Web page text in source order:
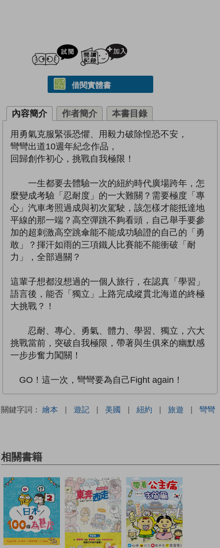
試閲
借閱實體書
內容簡介 作者簡介 本書目錄
用勇氣克服緊張恐懼、用毅力破除惶恐不安，
彎彎出道10週年紀念作品，
回歸創作初心，挑戰自我極限！
一生都要去體驗一次的紐約時代廣場跨年，怎
麼變成考驗「忍耐度」的一大難關？需要極度「專
心」汽車考照過成與初次駕駛，該怎樣才能抵達地
平線的那一端？高空彈跳不夠看頭，自己舉手要參
加的超刺激高空跳傘能不能成功驗證的自己的「勇
敢」？揮汗如雨的三項鐵人比賽能不能衝破「耐
力」，全部過關？
這輩子想都沒想過的一個人旅行，在認真「學習」
語言後，能否「獨立」上路完成縱貫北海道的終極
大挑戰？！
忍耐、專心、勇氣、體力、學習、獨立，六大
挑戰當前，突破自我極限，帶著與生俱來的幽默感
一步步奮力闖關！
GO！這一次，彎彎要為自己Fight again！
關鍵字詞： 繪本 | 遊記 | 美國 | 紐約 | 旅遊 | 彎彎
相關書籍